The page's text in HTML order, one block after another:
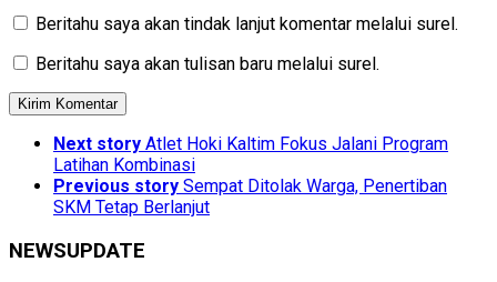
Beritahu saya akan tindak lanjut komentar melalui surel.
Beritahu saya akan tulisan baru melalui surel.
Next story Atlet Hoki Kaltim Fokus Jalani Program
Latihan Kombinasi
Previous story Sempat Ditolak Warga, Penertiban
SKM Tetap Berlanjut
NEWSUPDATE